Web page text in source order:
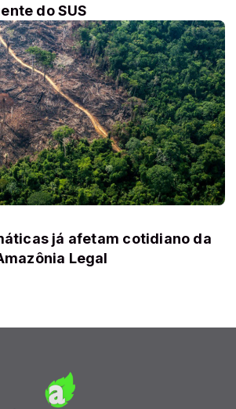
do SUS
já afetam cotidiano da
Legal